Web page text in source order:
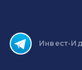
Инвест-